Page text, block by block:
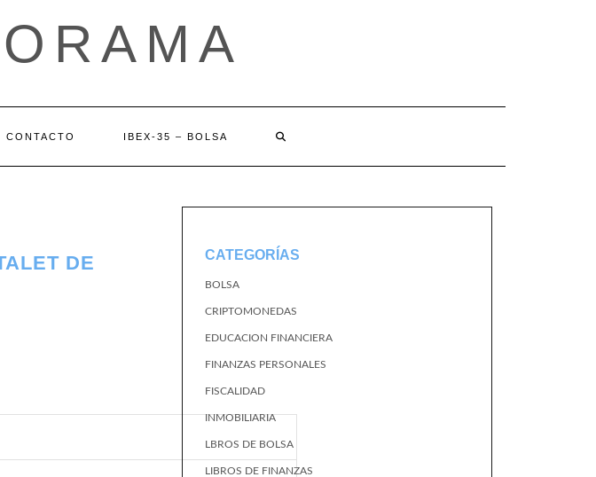
CONTACTO IBEX-35 – BOLSA
DE
CATEGORÍAS
BOLSA
CRIPTOMONEDAS
EDUCACION FINANCIERA
FINANZAS PERSONALES
FISCALIDAD
INMOBILIARIA
LBROS DE BOLSA
LIBROS DE FINANZAS